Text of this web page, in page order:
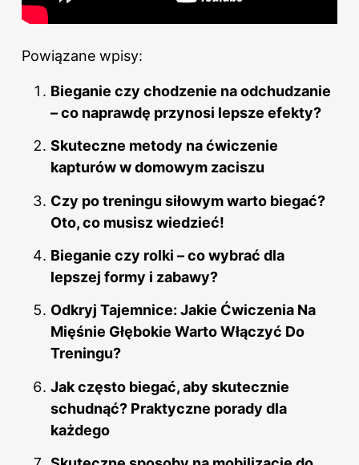
Powiązane wpisy:
Bieganie czy chodzenie na odchudzanie
– co naprawdę przynosi lepsze efekty?
Skuteczne metody na ćwiczenie
kapturów w domowym zaciszu
Czy po treningu siłowym warto biegać?
Oto, co musisz wiedzieć!
Bieganie czy rolki – co wybrać dla
lepszej formy i zabawy?
Odkryj Tajemnice: Jakie Ćwiczenia Na
Mięśnie Głębokie Warto Włączyć Do
Treningu?
Jak często biegać, aby skutecznie
schudnąć? Praktyczne porady dla
każdego